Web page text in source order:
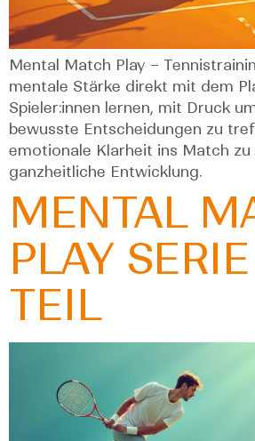
Mental Match Play –
mentale Stärke direkt mit dem
Spieler:innen lernen, mit Druck
bewusste Entscheidungen zu
emotionale Klarheit ins Match
ganzheitliche Entwicklung.
MENTAL
PLAY
TEIL